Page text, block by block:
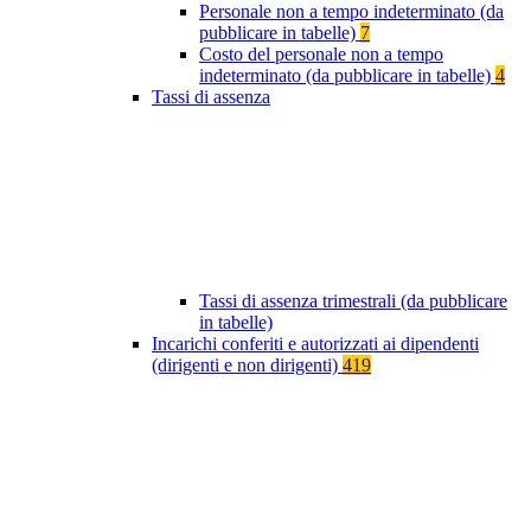
Personale non a tempo indeterminato (da
pubblicare in tabelle) 7
Costo del personale non a tempo
indeterminato (da pubblicare in tabelle) 4
Tassi di assenza
Tassi di assenza trimestrali (da pubblicare
in tabelle)
Incarichi conferiti e autorizzati ai dipendenti
(dirigenti e non dirigenti) 419